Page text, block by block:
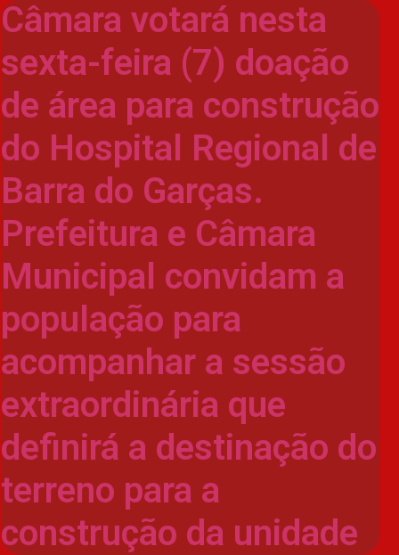
Câmara votará nesta
sexta-feira (7) doação
de área para construção
do Hospital Regional de
Barra do Garças.
Prefeitura e Câmara
Municipal convidam a
população para
acompanhar a sessão
extraordinária que
definirá a destinação do
terreno para a
construção da unidade